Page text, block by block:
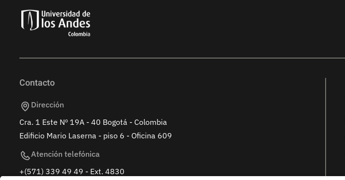
Contacto
Dirección
Cra. 1 Este Nº 19A - 40 Bogotá - Colombia
Edificio Mario Laserna - piso 6 - Oficina 609
Atención telefónica
+(571) 339 49 49 - Ext. 4830